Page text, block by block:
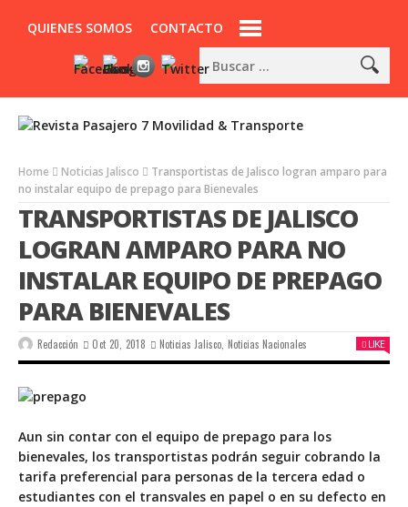
QUIENES SOMOS CONTACTO
Home Noticias Jalisco
Transportistas de Jalisco logran amparo para
no instalar equipo de prepago para Bienevales
TRANSPORTISTAS DE JALISCO
LOGRAN AMPARO PARA NO
INSTALAR EQUIPO DE PREPAGO
PARA BIENEVALES
Redacción Oct 20, 2018 Noticias Jalisco Noticias Nacionales LIKE
Aun sin contar con el equipo de prepago para los
bienevales, los transportistas podrán seguir cobrando la
tarifa preferencial para personas de la tercera edad o
estudiantes con el transvales en papel o en su defecto en